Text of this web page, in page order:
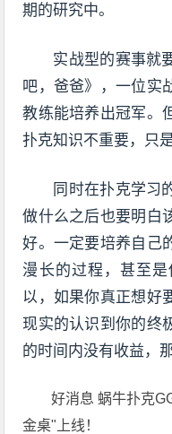
期的研究中。
实战型的赛事就
吧，爸爸》，一位实
教练能培养出冠军。
扑克知识不重要，只
同时在扑克学习
做什么之后也要明白
好。一定要培养自己
漫长的过程，甚至
以，如果你真正想好
现实的认识到你的终
的时间内没有收益，
好消息 蜗牛扑克
金桌"上线！